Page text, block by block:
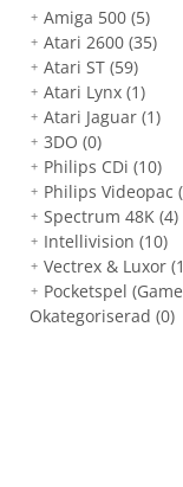
Amiga 500(5)
Atari 2600(35)
Atari ST(59)
Atari Lynx(1)
Atari Jaguar(1)
3DO(0)
Philips CDi(10)
Philips Videopac
Spectrum 48K(4)
Intellivision(10)
Vectrex & Luxor
Pocketspel
Okategoriserad (0)